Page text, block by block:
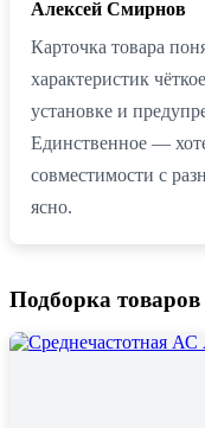
Алексей Смирнов
Карточка товара
характеристик
установке и
Единственное —
совместимости с
ясно.
Подборка товаров